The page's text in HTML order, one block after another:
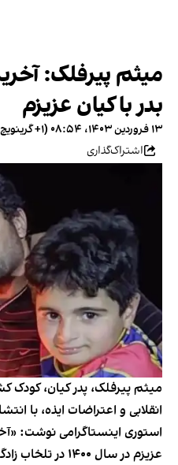
میثم پیرفلک:
بدر با کیان عزیزم
۱۳ فروردین ۱۴۰۳، ۰۸:۵۴ (‎+۱ گرینویچ)
اشتراک‌گذاری
میثم پیرفلک، پدر کیان،
انقلابی و اعتراضات ایذه، با
استوری اینستاگرامی نوشت:
عزیزم در سال ۱۴۰۰ در تلخاب زادگاه مادر عزیزم.»